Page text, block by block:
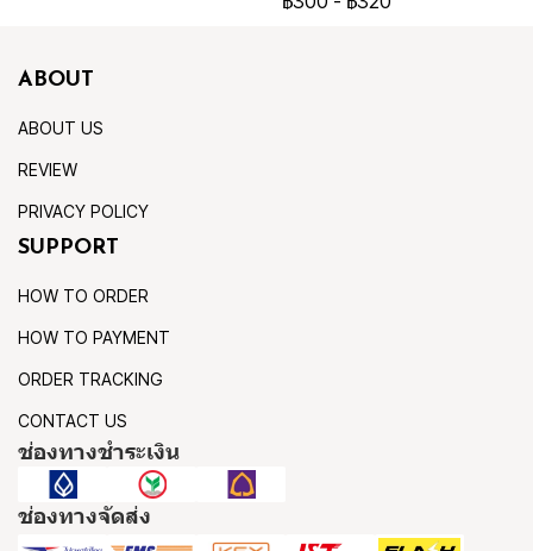
ABOUT
ABOUT US
REVIEW
PRIVACY POLICY
SUPPORT
HOW TO ORDER
HOW TO PAYMENT
ORDER TRACKING
CONTACT US
ช่องทางชำระเงิน
ช่องทางจัดส่ง